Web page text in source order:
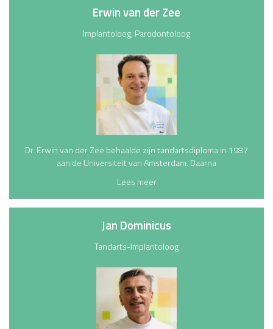
Erwin van der Zee
Implantoloog, Parodontoloog
Dr. Erwin van der Zee behaalde zijn tandartsdiploma in 1987
aan de Universiteit van Amsterdam. Daarna
Lees meerE
w
n
v
n
e
r
Z
Jan Dominicus
Tandarts-Implantoloog